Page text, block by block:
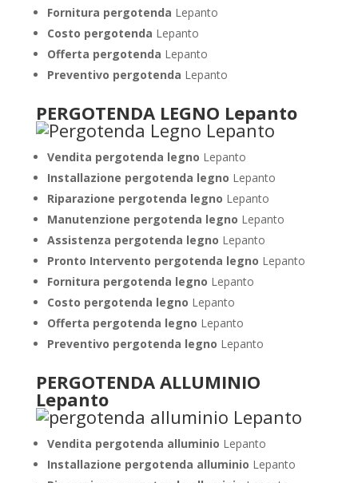
Fornitura pergotenda Lepanto
Costo pergotenda Lepanto
Offerta pergotenda Lepanto
Preventivo pergotenda Lepanto
PERGOTENDA LEGNO Lepanto
Vendita pergotenda legno Lepanto
Installazione pergotenda legno Lepanto
Riparazione pergotenda legno Lepanto
Manutenzione pergotenda legno Lepanto
Assistenza pergotenda legno Lepanto
Pronto Intervento pergotenda legno Lepanto
Fornitura pergotenda legno Lepanto
Costo pergotenda legno Lepanto
Offerta pergotenda legno Lepanto
Preventivo pergotenda legno Lepanto
PERGOTENDA ALLUMINIO
Lepanto
Vendita pergotenda alluminio Lepanto
Installazione pergotenda alluminio Lepanto